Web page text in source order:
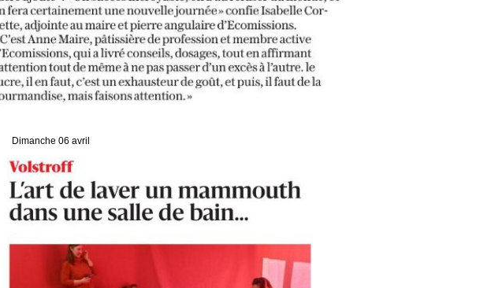
Dimanche 06 avril